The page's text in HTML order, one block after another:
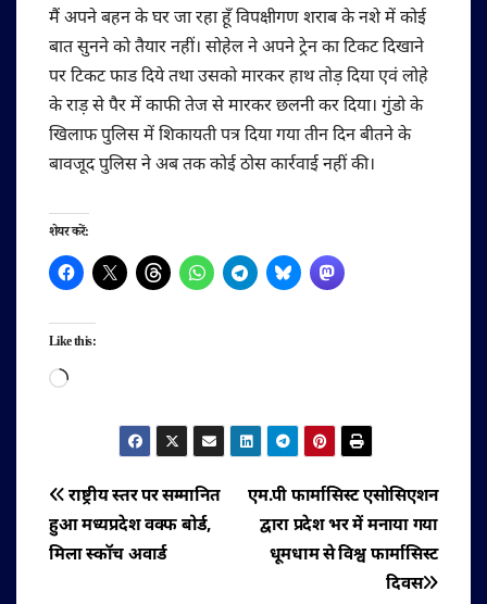
मैं अपने बहन के घर जा रहा हूँ विपक्षीगण शराब के नशे में कोई
बात सुनने को तैयार नहीं। सोहेल ने अपने ट्रेन का टिकट दिखाने
पर टिकट फाड दिये तथा उसको मारकर हाथ तोड़ दिया एवं लोहे
के राड़ से पैर में काफी तेज से मारकर छलनी कर दिया। गुंडो के
खिलाफ पुलिस में शिकायती पत्र दिया गया तीन दिन बीतने के
बावजूद पुलिस ने अब तक कोई ठोस कार्रवाई नहीं की।
शेयर करें:
Like this:
Loading…
पोस्ट
नेविगेशन
एम.पी फार्मासिस्ट एसोसिएशन
द्वारा प्रदेश भर में मनाया गया
धूमधाम से विश्व फार्मासिस्ट
दिवस
राष्ट्रीय स्तर पर सम्मानित
हुआ मध्यप्रदेश वक्फ बोर्ड,
मिला स्कॉच अवार्ड